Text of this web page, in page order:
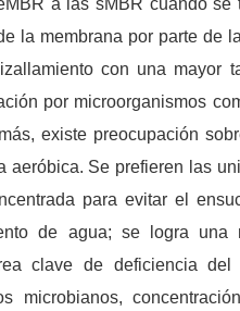
a las sMBR cuando se
la membrana por parte de
con una mayor
por microorganismos
existe preocupación
aeróbica. Se prefieren las
para evitar el
de agua; se logra una
clave de deficiencia del
microbianos,